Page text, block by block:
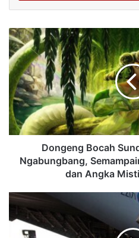
Dongeng Bocah
Ngabungbang,
dan Angka